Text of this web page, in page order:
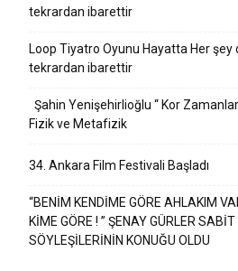
tekrardan ibarettir
Loop Tiyatro Oyunu Hayatta Her şey
tekrardan ibarettir
Şahin Yenişehirlioğlu “ Kor
Fizik ve Metafizik
34. Ankara Film Festivali Başladı
“BENİM KENDİME GÖRE AHLAKIM
KİME GÖRE ! ” ŞENAY GÜRLER
SÖYLEŞİLERİNİN KONUĞU OLDU